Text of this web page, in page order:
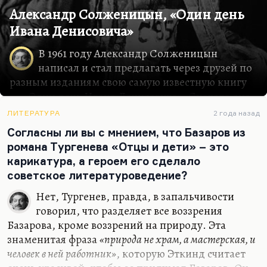
Александр Солженицын, «Один день
Ивана Денисовича»
В 1961 году Александр Солженицын
написал и стал предлагать через друзей по
разным изданиям свою самую известную книгу
― «Один день Ивана Денисовича». Сначала она
называлась «Щ-854», но по совету Твардовского
изменили название. Я не думаю, что есть смысл
рассказывать подробно об этом тексте. Он
входит в школьную программу теперь, до сих
пор входит. Он фантастически известен.
Расскажу, пожалуй, о другом. Спросите себя, о
ком я сейчас говорю. Писатель, который в
молодости был открыт издателем самого
популярного, самого прогрессивного журнала
той эпохи, открыт после своего литературного
дебюта и сразу приобрел огромную славу. По
ЛИТЕРАТУРА 2 года назад
Согласны ли вы с мнением, что Базаров из
романа Тургенева «Отцы и дети» – это
карикатура, а героем его сделало
советское литературоведение?
Нет, Тургенев, правда, в запальчивости
говорил, что разделяет все воззрения
Базарова, кроме воззрений на природу. Эта
знаменитая фраза«природа не храм, а мастерская, и
человек в ней работник», которую Эткинд считает